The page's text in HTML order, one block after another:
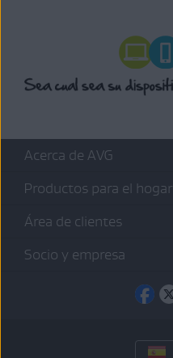
Acerca de AVG
Productos para el hogar
Área de clientes
Socio y empresa